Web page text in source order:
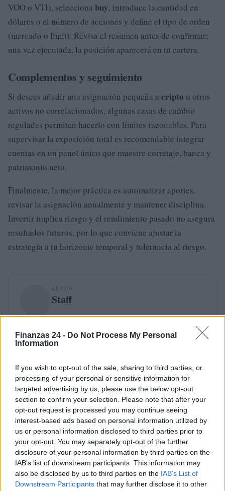
Finanzas 24 - Do Not Process My Personal
Information
If you wish to opt-out of the sale, sharing to third parties, or
processing of your personal or sensitive information for
targeted advertising by us, please use the below opt-out
section to confirm your selection. Please note that after your
opt-out request is processed you may continue seeing
interest-based ads based on personal information utilized by
us or personal information disclosed to third parties prior to
your opt-out. You may separately opt-out of the further
disclosure of your personal information by third parties on the
IAB’s list of downstream participants. This information may
also be disclosed by us to third parties on the IAB’s List of
Downstream Participants that may further disclose it to other
VOO o VTI), selecciona buy, introduce la cantidad en
dólares o el número de acciones y define el tipo de orden
(mercado o limit). Revisa el resumen antes de confirmar;
una vez ejecutada, la posición aparecerá en tu cartera.
Complementos y seguimiento
Si deseas añadir una asignación pequeña a cripto u otros
activos no correlacionados, algunas casas de cambio
reguladas permiten hacerlo con límites razonables. Para
supervisar la exposición total es recomendable integrar
cuentas en un panel único que muestre corretaje, banca y
patrimonio neto.
Finalmente, la mejor práctica es automatizar aportes,
revisar la asignación anualmente y mantener disciplina.
Invertir implica riesgo y el rendimiento pasado no asegura
resultados futuros, por lo que conviene ajustar la
estrategia a tu horizonte temporal y tolerancia al riesgo.
AUTOR
Staff